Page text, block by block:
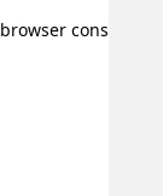
browser console